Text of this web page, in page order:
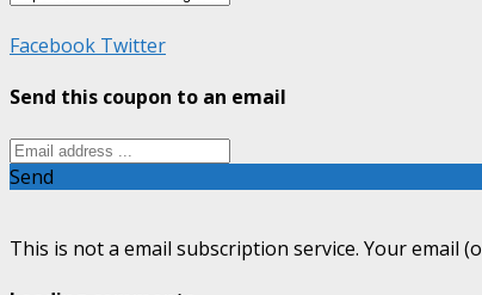
Facebook Twitter
Send this coupon to an email
Send
This is not a email subscription service. Your email